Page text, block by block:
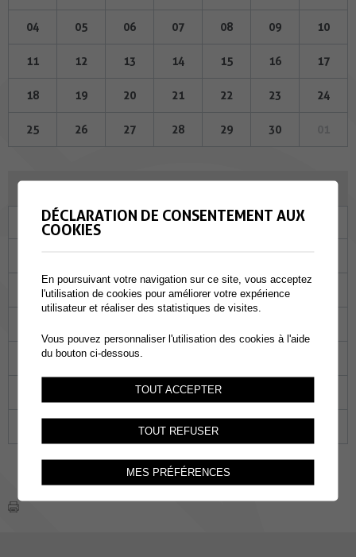
04 05 06 07 08 09 10
11 12 13 14 15 16 17
18 19 20 21 22 23 24
25 26 27 28 29 30
Ma Me Je Ve Sa
03 04 05 06 07
17 18
26 27
02
DÉCLARATION DE CONSENTEMENT AUX
COOKIES
En poursuivant votre navigation sur ce site, vous acceptez
l'utilisation de cookies pour améliorer votre expérience
utilisateur et réaliser des statistiques de visites.
Vous pouvez personnaliser l'utilisation des cookies à l'aide
du bouton ci-dessous.
TOUT ACCEPTER
TOUT REFUSER
MES PRÉFÉRENCES